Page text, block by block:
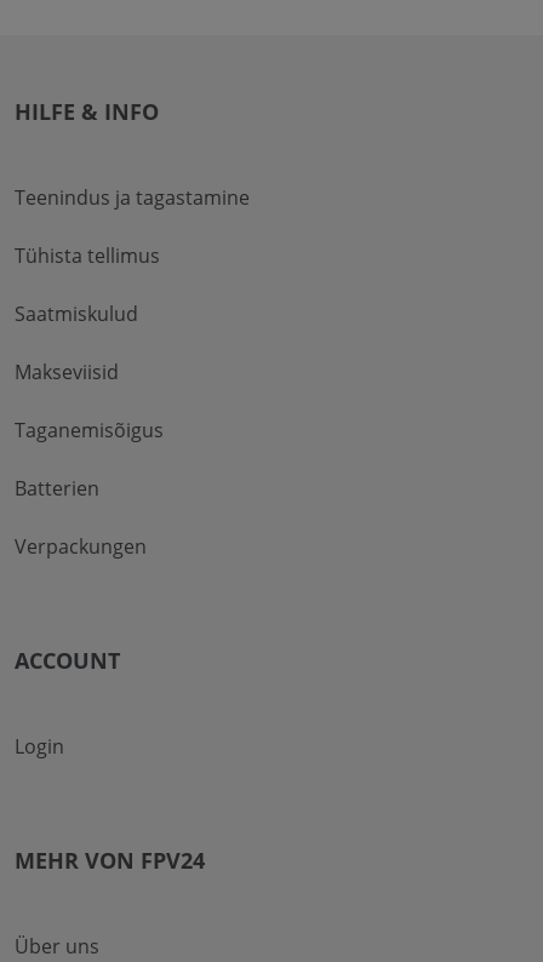
HILFE & INFO
Teenindus ja tagastamine
Tühista tellimus
Saatmiskulud
Makseviisid
Taganemisõigus
Batterien
Verpackungen
ACCOUNT
Login
MEHR VON FPV24
Über uns